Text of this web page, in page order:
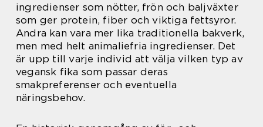
ingredienser som nötter, frön och baljväxter
som ger protein, fiber och viktiga fettsyror.
Andra kan vara mer lika traditionella bakverk,
men med helt animaliefria ingredienser. Det
är upp till varje individ att välja vilken typ av
vegansk fika som passar deras
smakpreferenser och eventuella
näringsbehov.